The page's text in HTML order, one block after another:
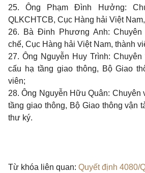
25. Ông Phạm Đình Hưởng:
QLKCHTCB, Cục Hàng hải Việt
26. Bà Đinh Phương Anh: Chuyên
chế, Cục Hàng hải Việt Nam, thành
27. Ông Nguyễn Huy Trình:
cấu hạ tầng giao thông, Bộ Giao
viên;
28. Ông Nguyễn Hữu Quân: Chuyên
tầng giao thông, Bộ Giao thông vận
thư ký.
Từ khóa liên quan: Quyết định 4080/